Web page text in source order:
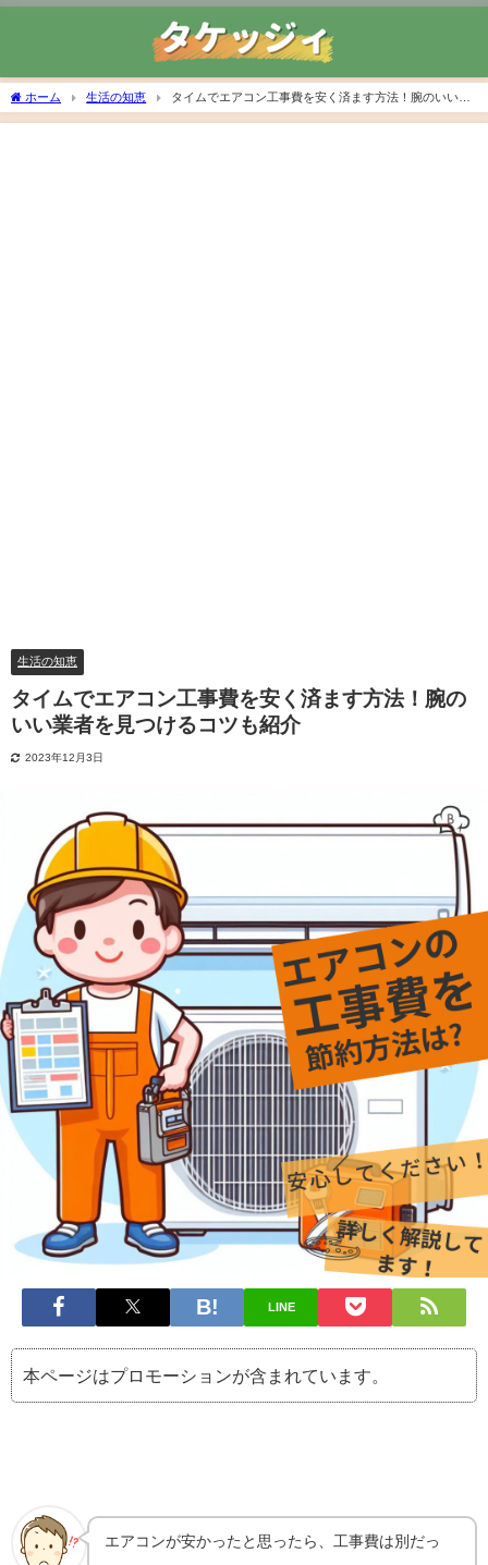
ホーム 生活の知恵
タイムでエアコン工事費を安く済ます方法！腕のいい業
者を見つけるコツも紹介
生活の知恵
タイムでエアコン工事費を安く済ます方法！腕の
いい業者を見つけるコツも紹介
2023年12月3日
LINE
本ページはプロモーションが含まれています。
エアコンが安かったと思ったら、工事費は別だっ